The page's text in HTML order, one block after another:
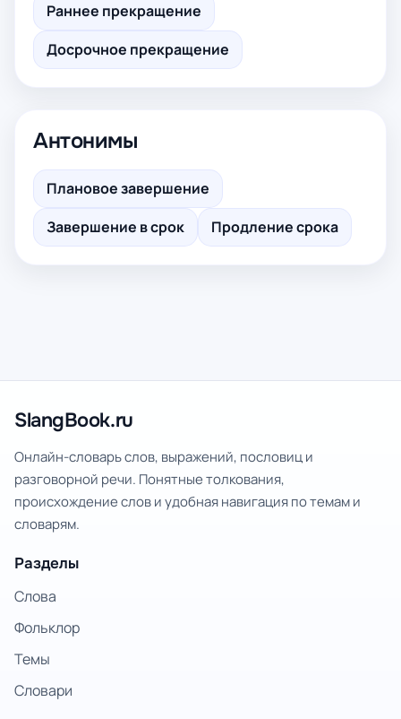
Раннее прекращение
Досрочное прекращение
Антонимы
Плановое завершение
Завершение в срок
Продление срока
SlangBook.ru
Онлайн-словарь слов, выражений, пословиц и
разговорной речи. Понятные толкования,
происхождение слов и удобная навигация по темам и
словарям.
Разделы
Слова
Фольклор
Темы
Словари